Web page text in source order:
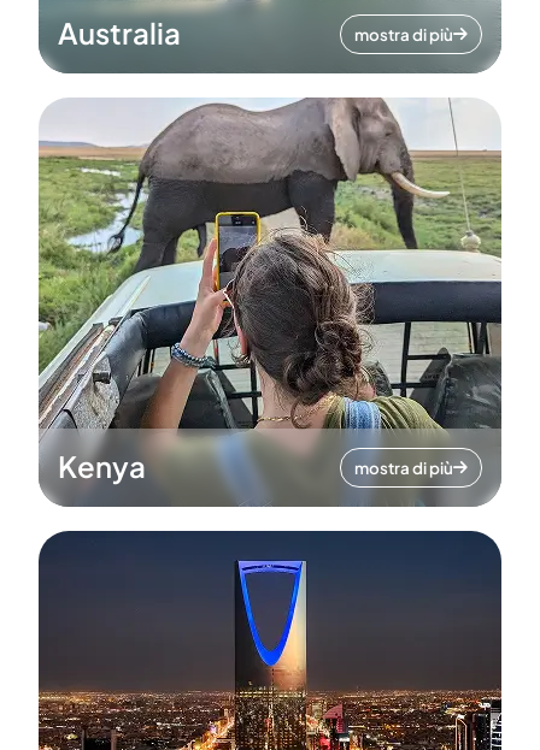
Australia mostra di più
Kenya mostra di più